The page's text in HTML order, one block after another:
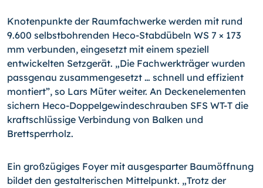
Knotenpunkte der Raumfachwerke werden mit rund
9.600 selbstbohrenden Heco-Stabdübeln WS 7 × 173
mm verbunden, eingesetzt mit einem speziell
entwickelten Setzgerät. „Die Fachwerkträger wurden
passgenau zusammengesetzt … schnell und effizient
montiert”, so Lars Müter weiter. An Deckenelementen
sichern Heco-Doppelgewinde­schrauben SFS WT-T die
kraftschlüssige Verbindung von Balken und
Brettsperrholz.
Ein großzügiges Foyer mit ausgesparter Baumöffnung
bildet den gestalterischen Mittelpunkt. „Trotz der